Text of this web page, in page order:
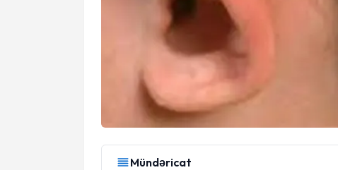
Mündəricat